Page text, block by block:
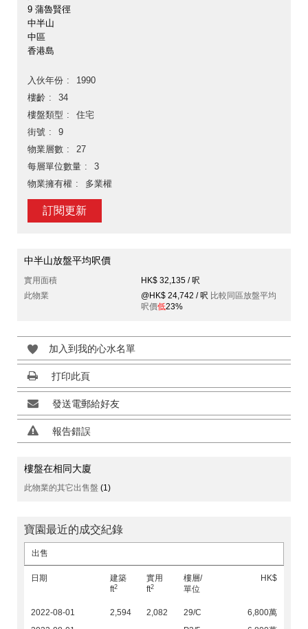
9 蒲魯賢徑
中半山
中區
香港島
入伙年份
1990
樓齡
34
樓盤類型
住宅
街號
9
物業層數
27
每層單位數量
3
物業擁有權
多業權
訂閱更新
中半山放盤平均呎價
實用面積
HK$ 32,135 / 呎
此物業
@HK$ 24,742 / 呎 比較同區放盤平均
呎價低23%
加入到我的心水名單
打印此頁
發送電郵給好友
報告錯誤
樓盤在相同大廈
此物業的其它出售盤 (1)
寶園最近的成交紀錄
出售
日期
建築
ft2
實用
ft2
樓層/
單位
HK$
2022-08-01 2,594 2,082 29/C
6,800萬